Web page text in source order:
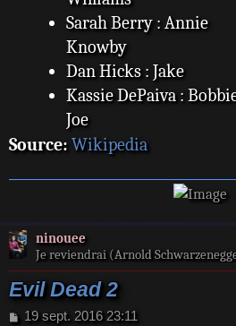
Sarah Berry : Annie
Knowby
Dan Hicks : Jake
Kassie DePaiva :
Joe
Denise Bixler : Linda
professeur Ed Getley
Berger) : Le professeur
Raymond Knowby
Lou Hancock : Henrietta
Knowby
Source: Wikipedia
ninouee
Je reviendrai (Arnold
Evil Dead 2
M19 sept. 2016 23:11